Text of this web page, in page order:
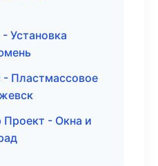
Установка
Пластмассовое
- Окна и